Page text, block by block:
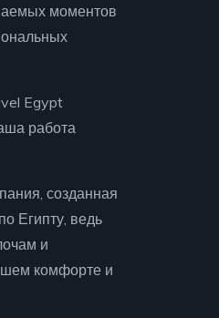
моментов
Egypt
работа
созданная
Египту, ведь
и
комфорте и